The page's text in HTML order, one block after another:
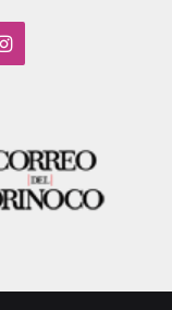
Instagram